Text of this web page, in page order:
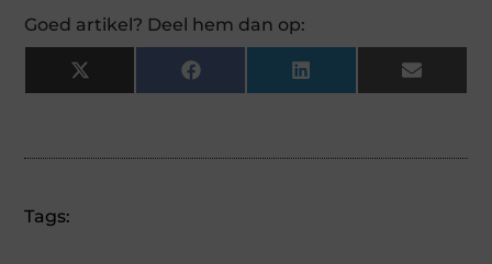
Goed artikel? Deel hem dan op:
X
(Twitter)
Facebook LinkedIn Email
Tags: